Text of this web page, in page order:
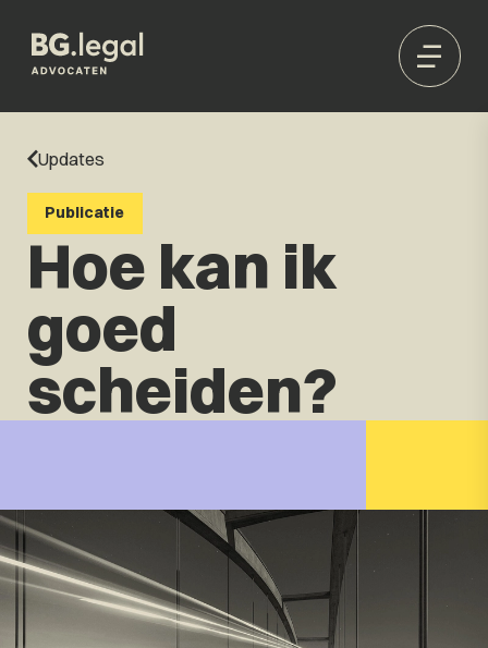
Updates
Publicatie
Hoe kan ik
goed
scheiden?